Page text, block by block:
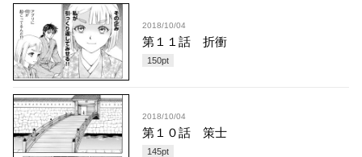
2018/10/04
第１１話 折衝
150pt
2018/10/04
第１０話 策士
145pt